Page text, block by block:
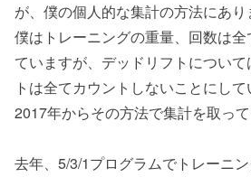
が、僕の個人的な集計の方法にあり
僕はトレーニングの重量、回数は
ていますが、デッドリフトについ
トは全てカウントしないことにして
2017年からその方法で集計を取って
去年、5/3/1プログラムでトレーニ